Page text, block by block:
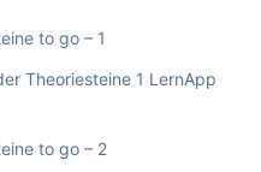
to go – 1
Theoriesteine 1 LernApp
to go – 2